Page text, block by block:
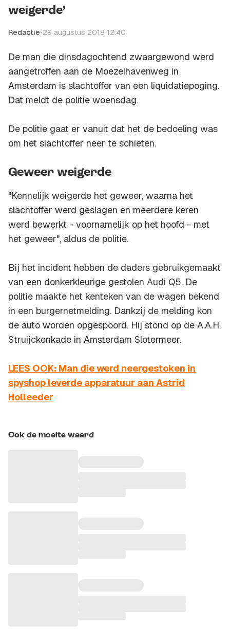
weigerde’
Redactie•29 augustus 2018 12:40
De man die dinsdagochtend zwaargewond werd
aangetroffen aan de Moezelhavenweg in
Amsterdam is slachtoffer van een liquidatiepoging.
Dat meldt de politie woensdag.
De politie gaat er vanuit dat het de bedoeling was
om het slachtoffer neer te schieten.
Geweer weigerde
"Kennelijk weigerde het geweer, waarna het
slachtoffer werd geslagen en meerdere keren
werd bewerkt - voornamelijk op het hoofd - met
het geweer", aldus de politie.
Bij het incident hebben de daders gebruikgemaakt
van een donkerkleurige gestolen Audi Q5. De
politie maakte het kenteken van de wagen bekend
in een burgernetmelding. Dankzij de melding kon
de auto worden opgespoord. Hij stond op de A.A.H.
Struijckenkade in Amsterdam Slotermeer.
LEES OOK: Man die werd neergestoken in
spyshop leverde apparatuur aan Astrid
Holleeder
Ook de moeite waard